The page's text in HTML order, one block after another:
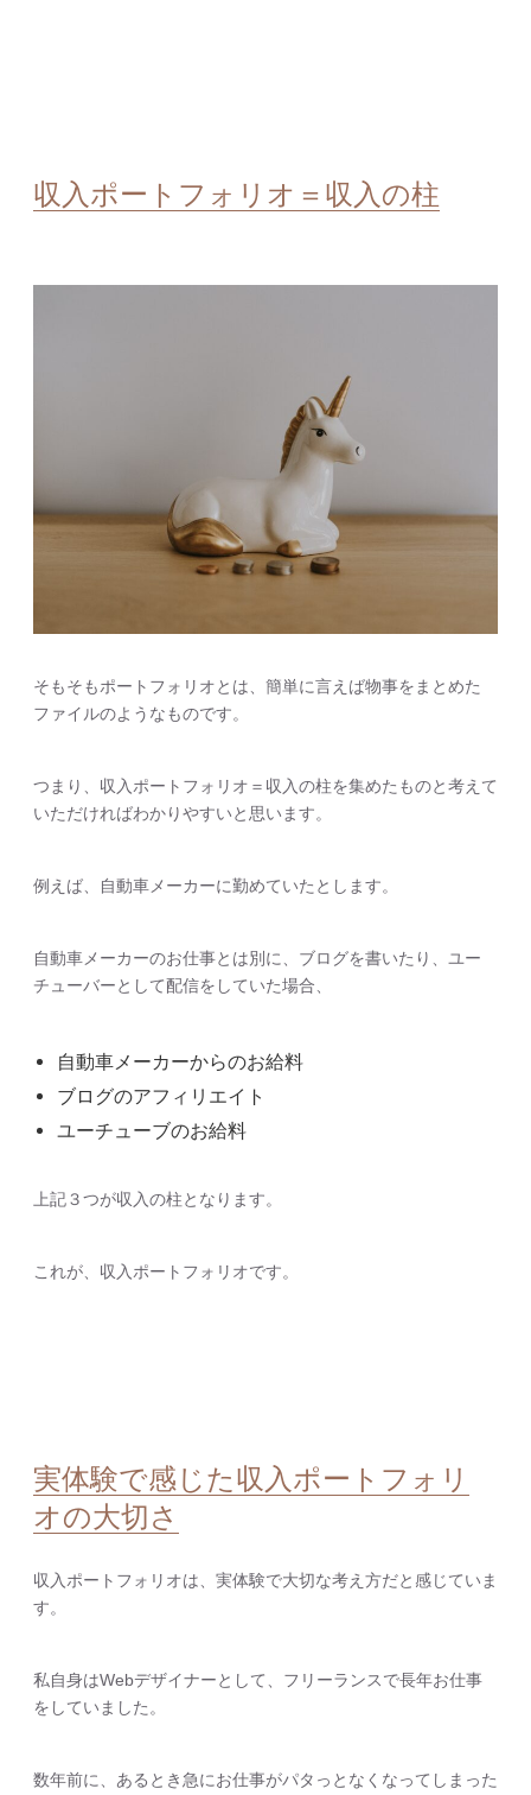
収入ポートフォリオ＝収入の柱
そもそもポートフォリオとは、簡単に言えば物事をまとめた
ファイルのようなものです。
つまり、収入ポートフォリオ＝収入の柱を集めたものと考えて
いただければわかりやすいと思います。
例えば、自動車メーカーに勤めていたとします。
自動車メーカーのお仕事とは別に、ブログを書いたり、ユー
チューバーとして配信をしていた場合、
自動車メーカーからのお給料
ブログのアフィリエイト
ユーチューブのお給料
上記３つが収入の柱となります。
これが、収入ポートフォリオです。
実体験で感じた収入ポートフォリ
オの大切さ
収入ポートフォリオは、実体験で大切な考え方だと感じていま
す。
私自身はWebデザイナーとして、フリーランスで長年お仕事
をしていました。
数年前に、あるとき急にお仕事がパタっとなくなってしまった